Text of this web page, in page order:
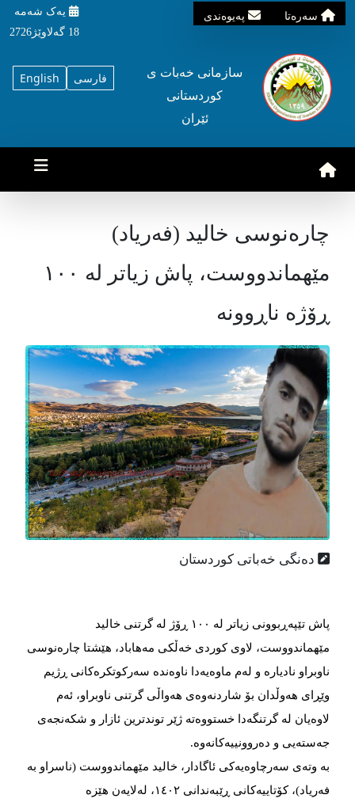
سه‌ره‌تا په‌یوه‌ندی
یه‌ک شه‌مه‌
18 گه‌لاوێژ2726
English فارسی
سازمانی خه‌بات ی
کوردستانی
ئێران
چارەنوسی خالید (فەریاد)
مێهماندووست، پاش زیاتر لە ١٠٠
ڕۆژە ناڕوونە
دەنگی خەباتی کوردستان
پاش تێپەڕبوونی زیاتر لە ١٠٠ ڕۆژ لە گرتنی خالید
مێهماندووست، لاوی کوردی خەڵکی مەهاباد، هێشتا چارەنوسی
ناوبراو نادیارە و لەم ماوەیەدا ناوەندە سەرکوتکرەکانی ڕژیم
وێڕای هەوڵدان بۆ شاردنەوەی هەواڵی گرتنی ناوبراو، ئەم
لاوەیان لە گرتنگەدا خستووەتە ژێر توندترین ئازار و شکەنجەی
جەستەیی و دەروونییەکانەوە.
بە وتەی سەرچاوەیەکی ئاگادار، خالید مێهماندووست (ناسراو بە
فەریاد)، کۆتاییەکانی ڕێبەندانی ١٤٠٢، لەلایەن هێزە